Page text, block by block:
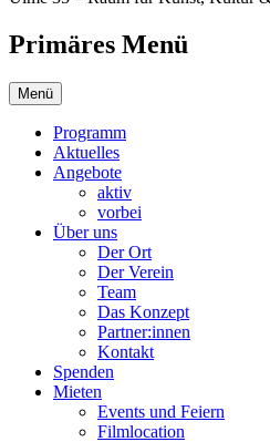
Primäres Menü
Menü
Programm
Aktuelles
Angebote
aktiv
vorbei
Über uns
Der Ort
Der Verein
Team
Das Konzept
Partner:innen
Kontakt
Spenden
Mieten
Events und Feiern
Filmlocation